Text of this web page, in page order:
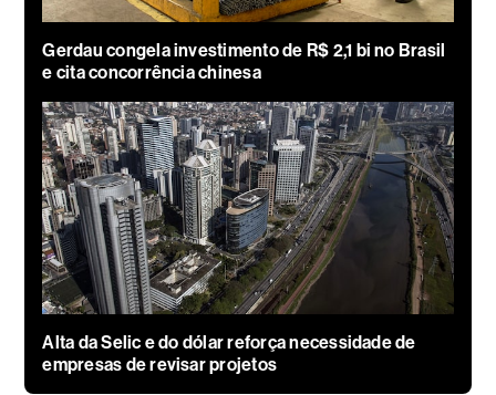
Gerdau congela investimento de R$ 2,1 bi no Brasil
e cita concorrência chinesa
Alta da Selic e do dólar reforça necessidade de
empresas de revisar projetos